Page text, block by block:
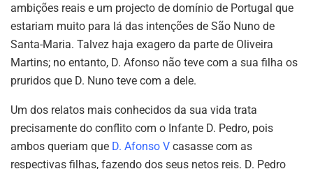
ambições reais e um projecto de domínio de Portugal que
estariam muito para lá das intenções de São Nuno de
Santa-Maria. Talvez haja exagero da parte de Oliveira
Martins; no entanto, D. Afonso não teve com a sua filha os
pruridos que D. Nuno teve com a dele.
Um dos relatos mais conhecidos da sua vida trata
precisamente do conflito com o Infante D. Pedro, pois
ambos queriam que D. Afonso V casasse com as
respectivas filhas, fazendo dos seus netos reis. D. Pedro